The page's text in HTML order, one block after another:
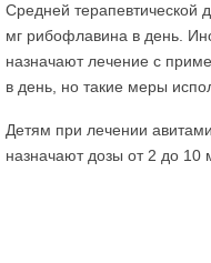
Средней терапевтической
мг рибофлавина в день.
назначают лечение с
в день, но такие меры
Детям при лечении
назначают дозы от 2 до 10